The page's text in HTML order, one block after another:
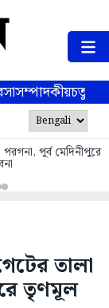
সম্পাদকীয়
পূর্ব মেদিনীপুরে
তালা
তৃণমূল